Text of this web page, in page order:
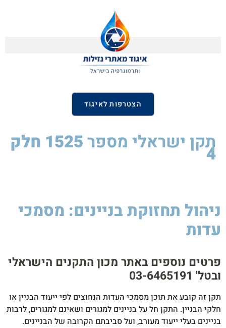
הצטרפות לאיגוד
תקן ישראלי מספר 1525 חלק 4
ניהול תחזוקת בניינים: מסמכי
עדות
פרטים נוספים באתר מכון התקנים הישראלי
ובטל' 03-6465191​
תקן זה קובע את תוכן מסמכי העדות הנחוצים לפי ייעוד הבניין או
חלקי הבניין. התקן חל על בניינים למגורים ושאינם למגורים, לרבות
בניינים בעלי ייעוד מעורב, ועל סביבתם הקרובה של הבניינים.